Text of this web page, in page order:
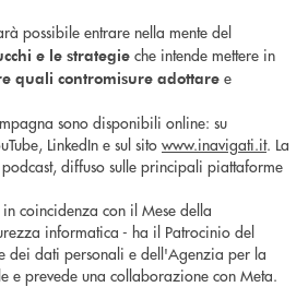
possibile entrare nella mente del
e le strategie che intende mettere in
quali contromisure adottare e
sono disponibili online: su
LinkedIn e sul sito www.inavigati.it. La
diffuso sulle principali piattaforme
coincidenza con il Mese della
informatica - ha il Patrocinio del
dei dati personali e dell'Agenzia per la
e prevede una collaborazione con Meta.